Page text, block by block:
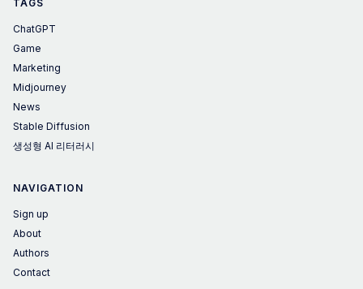
TAGS
ChatGPT
Game
Marketing
Midjourney
News
Stable Diffusion
생성형 AI 리터러시
NAVIGATION
Sign up
About
Authors
Contact